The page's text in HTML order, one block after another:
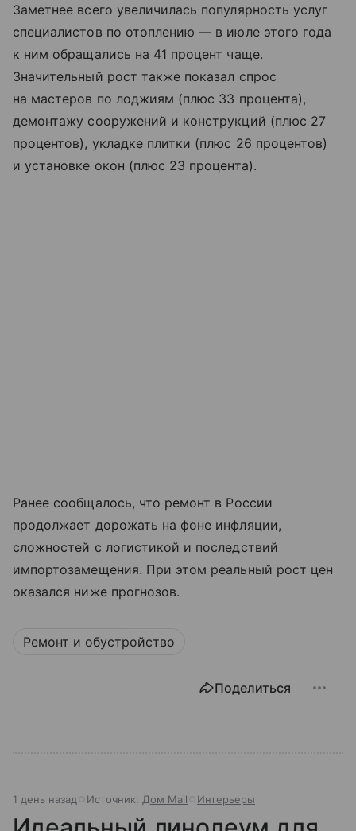
Заметнее всего увеличилась популярность услуг
специалистов по отоплению — в июле этого года
к ним обращались на 41 процент чаще.
Значительный рост также показал спрос
на мастеров по лоджиям (плюс 33 процента),
демонтажу сооружений и конструкций (плюс 27
процентов), укладке плитки (плюс 26 процентов)
и установке окон (плюс 23 процента).
Ранее сообщалось, что ремонт в России
продолжает дорожать на фоне инфляции,
сложностей с логистикой и последствий
импортозамещения. При этом реальный рост цен
оказался ниже прогнозов.
Ремонт и обустройство
Поделиться
1 день назад Источник: Дом Mail Интерьеры